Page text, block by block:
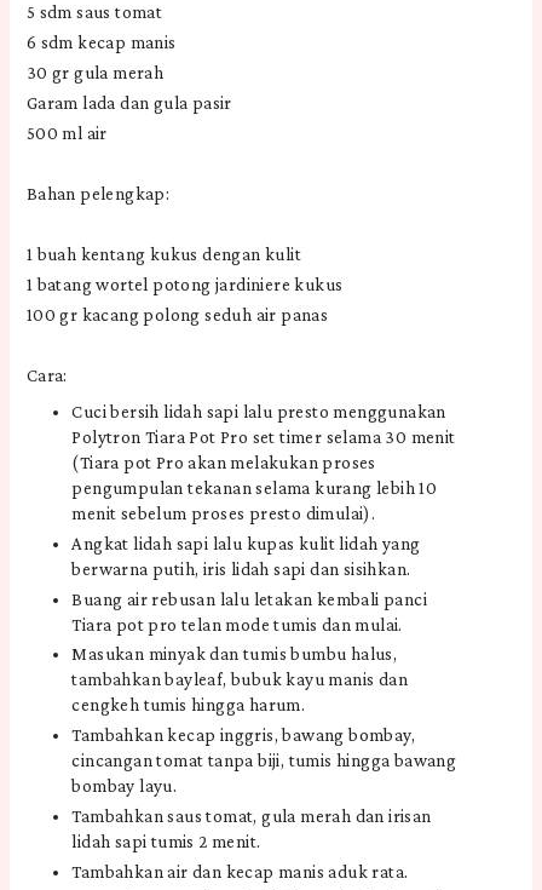
5 sdm saus tomat
6 sdm kecap manis
30 gr gula merah
Garam lada dan gula pasir
500 ml air
Bahan pelengkap:
1 buah kentang kukus dengan kulit
1 batang wortel potong jardiniere kukus
100 gr kacang polong seduh air panas
Cara:
Cuci bersih lidah sapi lalu presto menggunakan
Polytron Tiara Pot Pro set timer selama 30 menit
(Tiara pot Pro akan melakukan proses
pengumpulan tekanan selama kurang lebih 10
menit sebelum proses presto dimulai).
Angkat lidah sapi lalu kupas kulit lidah yang
berwarna putih, iris lidah sapi dan sisihkan.
Buang air rebusan lalu letakan kembali panci
Tiara pot pro telan mode tumis dan mulai.
Masukan minyak dan tumis bumbu halus,
tambahkan bayleaf, bubuk kayu manis dan
cengkeh tumis hingga harum.
Tambahkan kecap inggris, bawang bombay,
cincangan tomat tanpa biji, tumis hingga bawang
bombay layu.
Tambahkan saus tomat, gula merah dan irisan
lidah sapi tumis 2 menit.
Tambahkan air dan kecap manis aduk rata.